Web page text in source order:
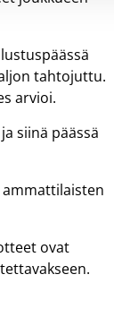
tahtojuttu.
arvioi.
siinä päässä
ovat